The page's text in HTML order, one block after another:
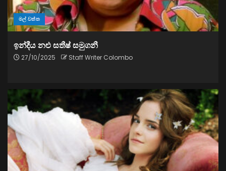
මල් වත්ත
ඉන්දීය නළු සතීෂ් සමුගනී
27/10/2025 Staff Writer Colombo